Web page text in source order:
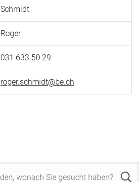
Schmidt
Roger
031 633 50 29
roger.schmidt@be.ch